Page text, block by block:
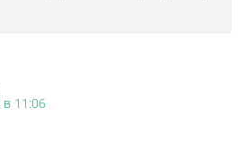
в 11:06